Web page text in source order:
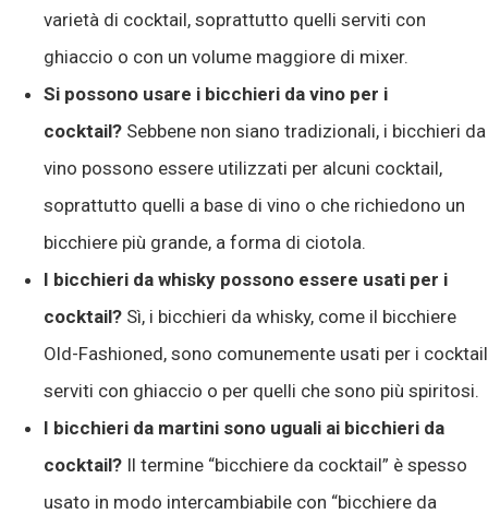
varietà di cocktail, soprattutto quelli serviti con
ghiaccio o con un volume maggiore di mixer.
Si possono usare i bicchieri da vino per i
cocktail? Sebbene non siano tradizionali, i bicchieri da
vino possono essere utilizzati per alcuni cocktail,
soprattutto quelli a base di vino o che richiedono un
bicchiere più grande, a forma di ciotola.
I bicchieri da whisky possono essere usati per i
cocktail? Sì, i bicchieri da whisky, come il bicchiere
Old-Fashioned, sono comunemente usati per i cocktail
serviti con ghiaccio o per quelli che sono più spiritosi.
I bicchieri da martini sono uguali ai bicchieri da
cocktail? Il termine “bicchiere da cocktail” è spesso
usato in modo intercambiabile con “bicchiere da